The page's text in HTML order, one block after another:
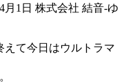
月1日 株式会社 結音-ゆ
えて今日はウルトラマ